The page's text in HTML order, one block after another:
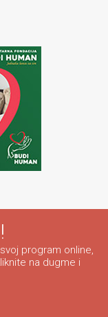
program online,
na dugme i